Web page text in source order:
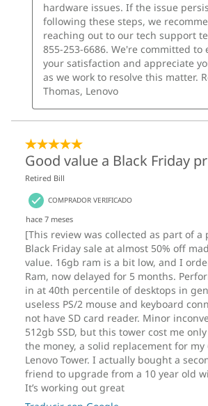
Disponible a través de Lenovo Vantage
Qué hay en la caja
Torre Lenovo ThinkCentre M70t Gen
Hasta una fuente de alimentación de
Guía de inicio rápido
Estos son posibles componentes y cualidades de
mismos no son de carácter contractual y varían
su configuración.